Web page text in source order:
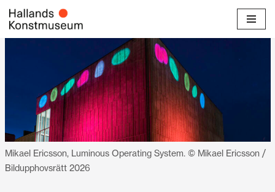
Hoppa
Mikael Ericsson, Luminous Operating System. © Mikael Ericsson /
Bildupphovsrätt 2026